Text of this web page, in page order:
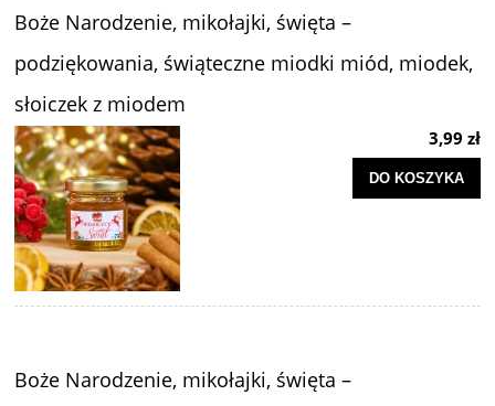
Boże Narodzenie, mikołajki, święta –
podziękowania, świąteczne miodki miód, miodek,
słoiczek z miodem
3,99 zł
DO KOSZYKA
Boże Narodzenie, mikołajki, święta –